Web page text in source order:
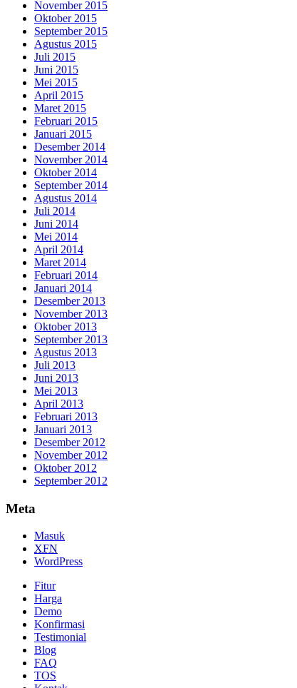
November 2015
Oktober 2015
September 2015
Agustus 2015
Juli 2015
Juni 2015
Mei 2015
April 2015
Maret 2015
Februari 2015
Januari 2015
Desember 2014
November 2014
Oktober 2014
September 2014
Agustus 2014
Juli 2014
Juni 2014
Mei 2014
April 2014
Maret 2014
Februari 2014
Januari 2014
Desember 2013
November 2013
Oktober 2013
September 2013
Agustus 2013
Juli 2013
Juni 2013
Mei 2013
April 2013
Februari 2013
Januari 2013
Desember 2012
November 2012
Oktober 2012
September 2012
Meta
Masuk
XFN
WordPress
Fitur
Harga
Demo
Konfirmasi
Testimonial
Blog
FAQ
TOS